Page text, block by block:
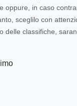
in caso
sceglilo con
delle classifiche,